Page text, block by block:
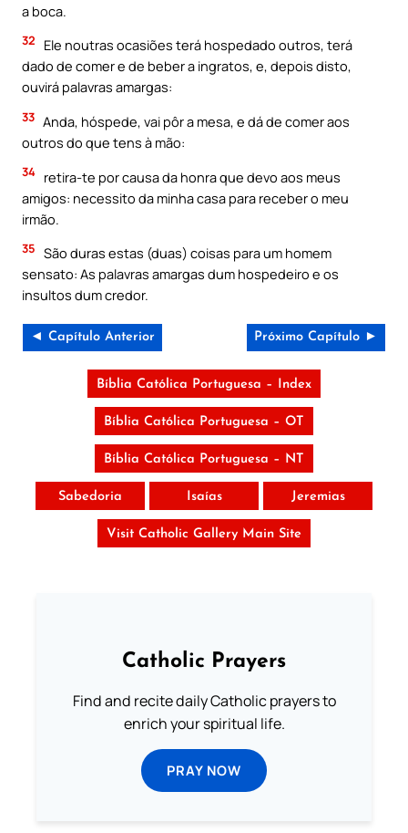
a boca.
32
Ele noutras ocasiões terá hospedado outros, terá
dado de comer e de beber a ingratos, e, depois disto,
ouvirá palavras amargas:
33 Anda, hóspede, vai pôr a mesa, e dá de comer aos
outros do que tens à mão:
34 retira-te por causa da honra que devo aos meus
amigos: necessito da minha casa para receber o meu
irmão.
35 São duras estas (duas) coisas para um homem
sensato: As palavras amargas dum hospedeiro e os
insultos dum credor.
◄ Capítulo Anterior Próximo Capítulo ►
Bíblia Católica Portuguesa – Index
Bíblia Católica Portuguesa – OT
Bíblia Católica Portuguesa – NT
Sabedoria Isaías Jeremias
Visit Catholic Gallery Main Site
Catholic Prayers
Find and recite daily Catholic prayers to
enrich your spiritual life.
PRAY NOW